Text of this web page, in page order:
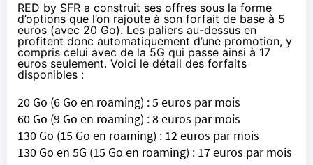
RED by SFR a construit ses offres sous la forme
d’options que l’on rajoute à son forfait de base à 5
euros (avec 20 Go). Les paliers au-dessus en
profitent donc automatiquement d’une promotion, y
compris celui avec de la 5G qui passe ainsi à 17
euros seulement. Voici le détail des forfaits
disponibles :
20 Go (6 Go en roaming) :5 euros par mois
60 Go (9 Go en roaming) :8 euros par mois
130 Go (15 Go en roaming) : 12 euros par mois
130 Go en 5G (15 Go en roaming) : 17 euros par mois